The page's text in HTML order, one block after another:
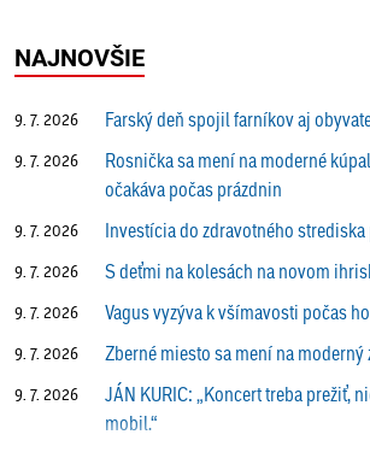
NAJNOVŠIE
9. 7. 2026 Farský deň spojil farníkov aj
9. 7. 2026
Rosnička sa mení na moderné
očakáva počas prázdnin
9. 7. 2026 Investícia do zdravotného
9. 7. 2026 S deťmi na kolesách na novom
9. 7. 2026 Vagus vyzýva k všímavosti počas
9. 7. 2026 Zberné miesto sa mení na moderný
9. 7. 2026
JÁN KURIC: „Koncert treba prežiť,
mobil.“